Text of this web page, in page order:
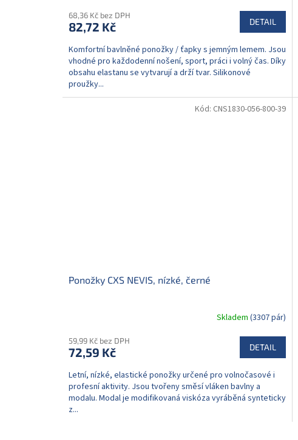
68,36 Kč bez DPH
82,72 Kč DETAIL
Komfortní bavlněné ponožky / ťapky s jemným lemem. Jsou
vhodné pro každodenní nošení, sport, práci i volný čas. Díky
obsahu elastanu se vytvarují a drží tvar. Silikonové
proužky...
Ponožky CXS NEVIS, nízké, černé
Skladem(3307 pár)
59,99 Kč bez DPH
72,59 Kč DETAIL
Letní, nízké, elastické ponožky určené pro volnočasové i
profesní aktivity. Jsou tvořeny směsí vláken bavlny a
modalu. Modal je modifikovaná viskóza vyráběná synteticky
z...
Kód: CNS1830-056-800-39